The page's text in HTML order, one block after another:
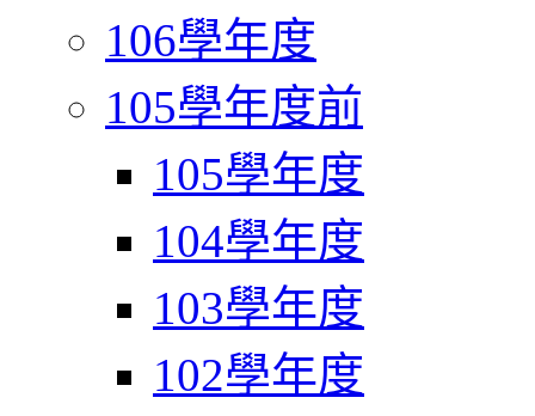
106學年度
105學年度前
105學年度
104學年度
103學年度
102學年度